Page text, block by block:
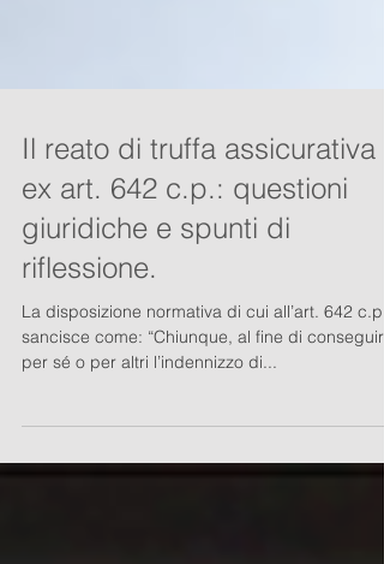
Il reato di truffa assicurativa
ex art. 642 c.p.: questioni
giuridiche e spunti di
riflessione.
sancisce come: “Chiunque, al fine di conseguire